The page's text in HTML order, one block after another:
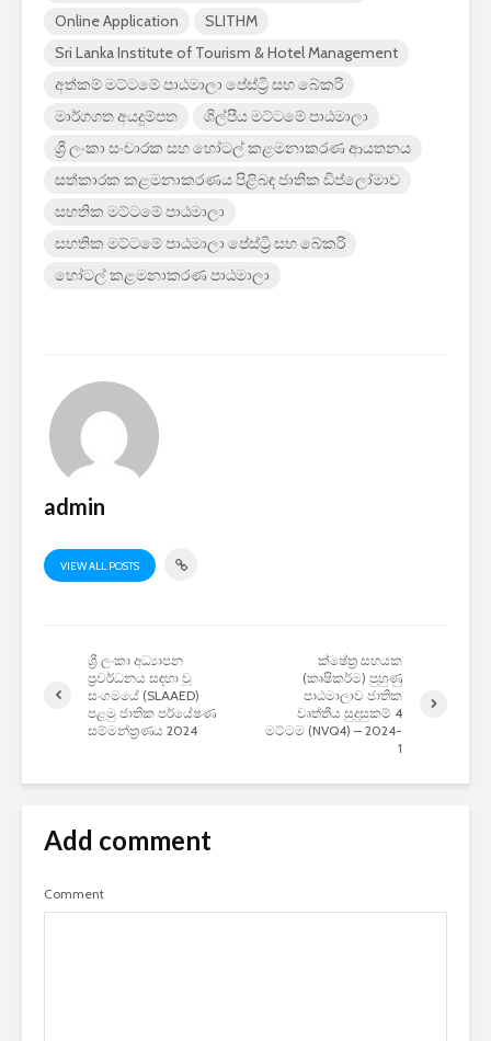
Online Application
SLITHM
Sri Lanka Institute of Tourism & Hotel Management
අත්කම් මට්ටමේ පාඨමාලා පේස්ට්‍රි සහ බේකරි
මාර්ගගත අයදුම්පත
ශිල්පීය මට්ටමේ පාඨමාලා
ශ්‍රී ලංකා සංචාරක සහ හෝටල් කළමනාකරණ ආයතනය
සත්කාරක කළමනාකරණය පිළිබඳ ජාතික ඩිප්ලෝමාව
සහතික මට්ටමේ පාඨමාලා
සහතික මට්ටමේ පාඨමාලා පේස්ට්‍රි සහ බේකරි
හෝටල් කළමනාකරණ පාඨමාලා
admin
VIEW ALL POSTS
ශ්‍රී ලංකා අධ්‍යාපන
ප්‍රවර්ධනය සඳහා වූ
සංගමයේ (SLAAED)
පළමු ජාතික පර්යේෂණ
සම්මන්ත්‍රණය 2024
ක්ෂේත්‍ර සහයක
(කෘෂිකර්ම) පුහුණු
පාඨමාලාව ජාතික
වෘත්තීය සුදුසුකම් 4
මට්ටම (NVQ4) – 2024-
1
Add comment
Comment